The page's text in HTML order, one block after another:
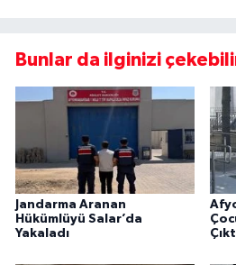
Bunlar da ilginizi
Jandarma Aranan
Hükümlüyü Salar’da
Yakaladı